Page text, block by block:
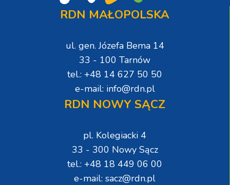
RDN MAŁOPOLSKA
ul. gen. Józefa Bema 14
33 - 100 Tarnów
tel.: +48 14 627 50 50
e-mail: info@rdn.pl
RDN NOWY SĄCZ
pl. Kolegiacki 4
33 - 300 Nowy Sącz
tel.: +48 18 449 06 00
e-mail: sacz@rdn.pl